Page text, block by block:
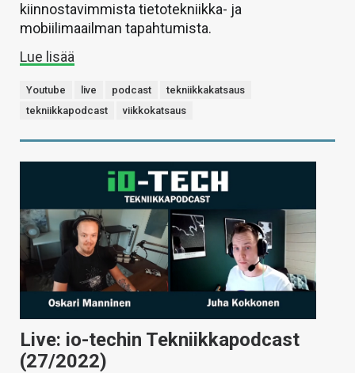
kiinnostavimmista tietotekniikka- ja
mobiilimaailman tapahtumista.
Lue lisää
Youtube live podcast
tekniikkakatsaus
tekniikkapodcast
viikkokatsaus
Live: io-techin Tekniikkapodcast
(27/2022)